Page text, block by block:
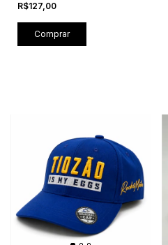
R$127,00
Comprar